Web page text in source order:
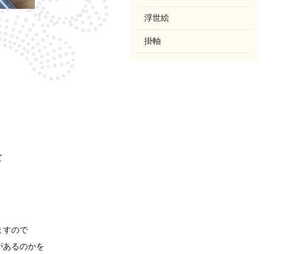
すので
あるのかを
浮世絵
掛軸